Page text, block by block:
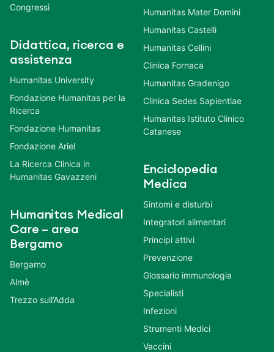
Congressi
Didattica, ricerca e
assistenza
Humanitas University
Fondazione Humanitas per la
Ricerca
Fondazione Humanitas
Fondazione Ariel
La Ricerca Clinica in
Humanitas Gavazzeni
Humanitas Medical
Care – area
Bergamo
Bergamo
Almè
Trezzo sull’Adda
Humanitas Mater Domini
Humanitas Castelli
Humanitas Cellini
Clinica Fornaca
Humanitas Gradenigo
Clinica Sedes Sapientiae
Humanitas Istituto Clinico
Catanese
Enciclopedia
Medica
Sintomi e disturbi
Integratori alimentari
Principi attivi
Prevenzione
Glossario immunologia
Specialisti
Infezioni
Strumenti Medici
Vaccini